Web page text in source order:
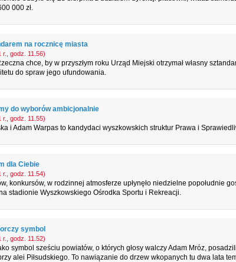
000 zł.
na rocznicę miasta
r., godz. 11.56)
chce, by w przyszłym roku Urząd Miejski otrzymał własny
do spraw jego ufundowania.
do wyborów ambicjonalnie
r., godz. 11.55)
i Adam Warpas to kandydaci wyszkowskich struktur Prawa i
dla Ciebie
r., godz. 11.54)
konkursów, w rodzinnej atmosferze upłynęło niedzielne popołudnie
stadionie Wyszkowskiego Ośrodka Sportu i Rekreacji.
symbol
r., godz. 11.52)
symbol sześciu powiatów, o których głosy walczy Adam Mróz,
alei Piłsudskiego. To nawiązanie do drzew wkopanych tu dwa lata